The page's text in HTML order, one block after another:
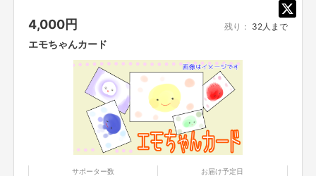
兄弟姉妹分の追加キットのご要望がありましたら、ご相談
に応じます。
まだ出来ないけれど下のお子様を連れてこられる際のご相
談にも応じます。
元保育士ひとみんがお子様サポートもしっかりさせていた
ピカピカどろだんごの作り方（5分）
https://youtu.be/KBLnYVERGHs
4,000円 残り： 32人まで
エモちゃんカード
サポーター数 お届け予定日